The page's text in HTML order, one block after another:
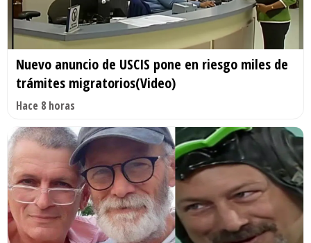
Nuevo anuncio de USCIS pone en riesgo miles de
trámites migratorios(Video)
Hace 8 horas